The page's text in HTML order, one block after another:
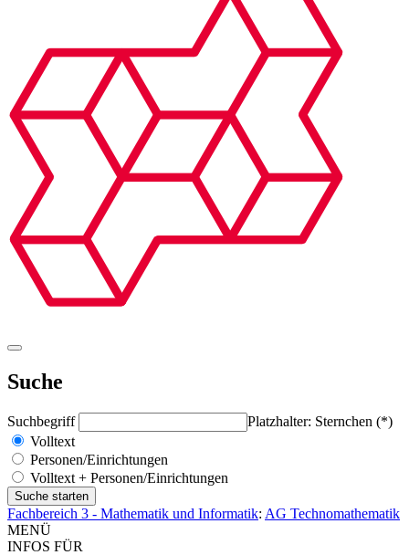
Suche
Suchbegriff
Platzhalter: Sternchen (*)
Volltext
Personen/Einrichtungen
Volltext + Personen/Einrichtungen
Fachbereich 3 - Mathematik und Informatik: AG Technomathematik
MENÜ
INFOS FÜR